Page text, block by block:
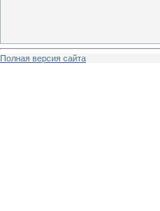
Полная версия сайта